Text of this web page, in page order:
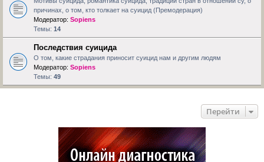
причинах, о том, кто толкает на суицид (Премодерация)
Модератор: Sopiens
Темы: 14
Последствия суицида
О том, какие страдания приносит суицид нам и другим людям
Модератор: Sopiens
Темы: 49
Перейти